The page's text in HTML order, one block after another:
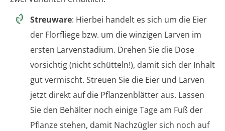
Streuware: Hierbei handelt es sich um die Eier
der Florfliege bzw. um die winzigen Larven im
ersten Larvenstadium. Drehen Sie die Dose
vorsichtig (nicht schütteln!), damit sich der Inhalt
gut vermischt. Streuen Sie die Eier und Larven
jetzt direkt auf die Pflanzenblätter aus. Lassen
Sie den Behälter noch einige Tage am Fuß der
Pflanze stehen, damit Nachzügler sich noch auf